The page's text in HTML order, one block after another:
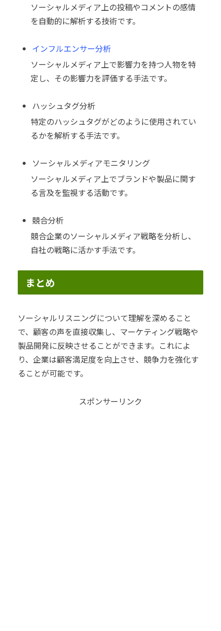
ソーシャルメディア上の投稿やコメントの感情
を自動的に解析する技術です。
インフルエンサー分析
ソーシャルメディア上で影響力を持つ人物を特
定し、その影響力を評価する手法です。
ハッシュタグ分析
特定のハッシュタグがどのように使用されてい
るかを解析する手法です。
ソーシャルメディアモニタリング
ソーシャルメディア上でブランドや製品に関す
る言及を監視する活動です。
競合分析
競合企業のソーシャルメディア戦略を分析し、
自社の戦略に活かす手法です。
まとめ
ソーシャルリスニングについて理解を深めること
で、顧客の声を直接収集し、マーケティング戦略や
製品開発に反映させることができます。これによ
り、企業は顧客満足度を向上させ、競争力を強化す
ることが可能です。
スポンサーリンク